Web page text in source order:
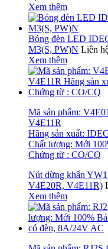
Xem thêm
Bóng đèn LED
M3(S, PW)N Liên
Xem thêm
Mã sản phẩm:
V4E11R
Hãng sản xuất: IDEC
Chất lượng: Mới
Chứng từ : CO/CQ
Nút dừng khẩn
V4E20R, V4E11R)
Xem thêm